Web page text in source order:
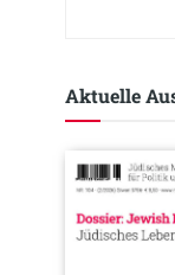
Aktuelle